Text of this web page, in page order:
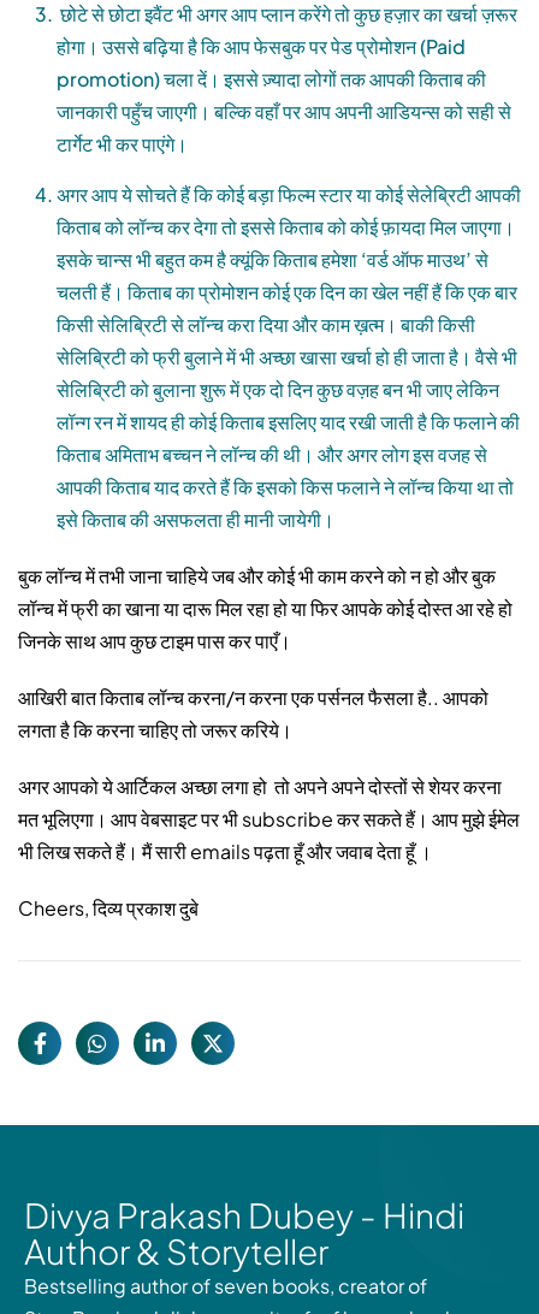
छोटे से छोटा इवैंट भी अगर आप प्लान करेंगे तो कुछ हज़ार का खर्चा ज़रूर
होगा। उससे बढ़िया है कि आप फेसबुक पर पेड प्रोमोशन (Paid
promotion) चला दें। इससे ज़्यादा लोगों तक आपकी किताब की
जानकारी पहुँच जाएगी। बल्कि वहाँ पर आप अपनी आडियन्स को सही से
टार्गेट भी कर पाएंगे।
अगर आप ये सोचते हैं कि कोई बड़ा फिल्म स्टार या कोई सेलेब्रिटी आपकी
किताब को लॉन्च कर देगा तो इससे किताब को कोई फ़ायदा मिल जाएगा।
इसके चान्स भी बहुत कम है क्यूंकि किताब हमेशा ‘वर्ड ऑफ माउथ’ से
चलती हैं। किताब का प्रोमोशन कोई एक दिन का खेल नहीं हैं कि एक बार
किसी सेलिब्रिटी से लॉन्च करा दिया और काम ख़त्म। बाकी किसी
सेलिब्रिटी को फ्री बुलाने में भी अच्छा खासा खर्चा हो ही जाता है। वैसे भी
सेलिब्रिटी को बुलाना शुरू में एक दो दिन कुछ वज़ह बन भी जाए लेकिन
लॉन्ग रन में शायद ही कोई किताब इसलिए याद रखी जाती है कि फलाने की
किताब अमिताभ बच्चन ने लॉन्च की थी। और अगर लोग इस वजह से
आपकी किताब याद करते हैं कि इसको किस फलाने ने लॉन्च किया था तो
इसे किताब की असफलता ही मानी जायेगी।
बुक लॉन्च में तभी जाना चाहिये जब और कोई भी काम करने को न हो और बुक
लॉन्च में फ्री का खाना या दारू मिल रहा हो या फिर आपके कोई दोस्त आ रहे हो
जिनके साथ आप कुछ टाइम पास कर पाएँ।
आखिरी बात किताब लॉन्च करना/न करना एक पर्सनल फैसला है.. आपको
लगता है कि करना चाहिए तो जरूर करिये।
अगर आपको ये आर्टिकल अच्छा लगा हो तो अपने अपने दोस्तों से शेयर करना
मत भूलिएगा। आप वेबसाइट पर भी subscribe कर सकते हैं। आप मुझे ईमेल
भी लिख सकते हैं। मैं सारी emails पढ़ता हूँ और जवाब देता हूँ ।
Cheers, दिव्य प्रकाश दुबे
Divya Prakash Dubey - Hindi
Author & Storyteller
Bestselling author of seven books, creator of